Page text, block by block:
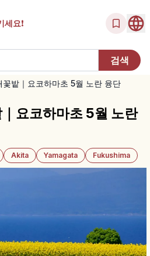
세요!
꽃밭｜요코하마초 5월 노란 융단
요코하마초 5월 노란
Akita Yamagata Fukushima